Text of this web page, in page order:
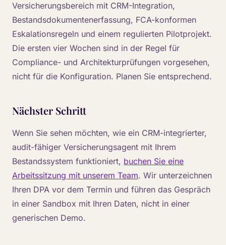
Versicherungsbereich mit CRM-Integration,
Bestandsdokumentenerfassung, FCA-konformen
Eskalationsregeln und einem regulierten Pilotprojekt.
Die ersten vier Wochen sind in der Regel für
Compliance- und Architekturprüfungen vorgesehen,
nicht für die Konfiguration. Planen Sie entsprechend.
Nächster Schritt
Wenn Sie sehen möchten, wie ein CRM-integrierter,
audit-fähiger Versicherungsagent mit Ihrem
Bestandssystem funktioniert, buchen Sie eine
Arbeitssitzung mit unserem Team. Wir unterzeichnen
Ihren DPA vor dem Termin und führen das Gespräch
in einer Sandbox mit Ihren Daten, nicht in einer
generischen Demo.